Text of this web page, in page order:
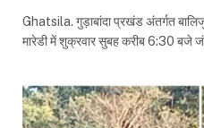
Ghatsila. गुड़ाबांदा प्रखंड अंतर्गत
मारेडी में शुक्रवार सुबह करीब 6:30 बजे